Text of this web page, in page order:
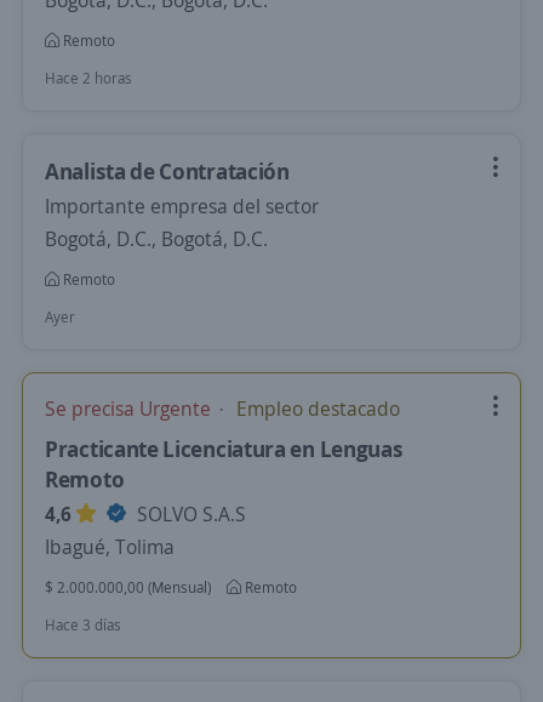
Remoto
Hace 2 horas
Analista de Contratación
Importante empresa del sector
Bogotá, D.C., Bogotá, D.C.
Remoto
Ayer
Se precisa Urgente Empleo destacado
Practicante Licenciatura en Lenguas
Remoto
4,6
SOLVO S.A.S
Ibagué, Tolima
$ 2.000.000,00 (Mensual)
Remoto
Hace 3 días